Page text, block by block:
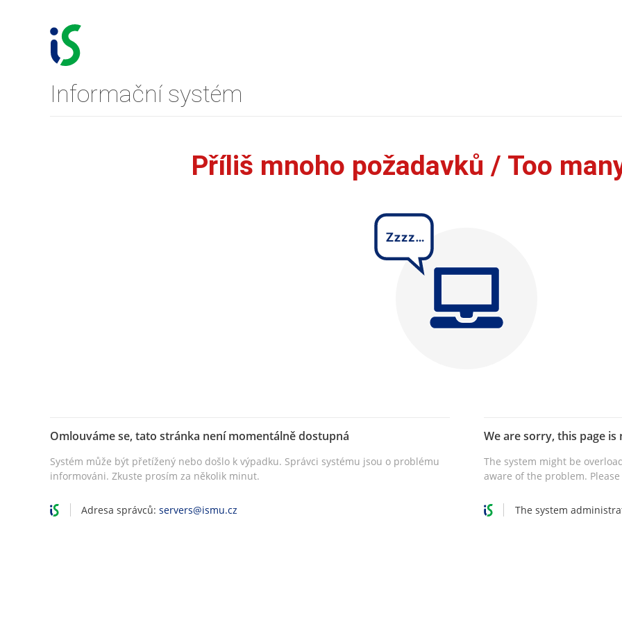
Informační systém
Příliš mnoho požadavků / Too
Omlouváme se, tato stránka není momentálně dostupná
Systém může být přetížený nebo došlo k výpadku. Správci systému jsou o problému
informováni. Zkuste prosím za několik minut.
We are sorry, this page
The system might be
aware of the problem.
Adresa správců:servers@ismu.cz The system